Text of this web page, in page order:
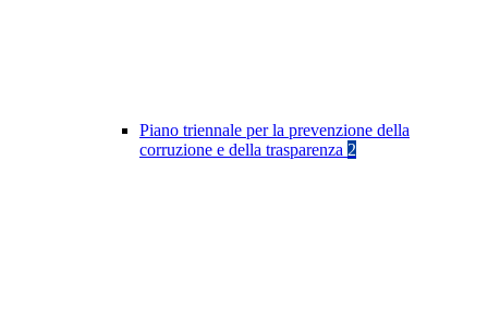
Piano triennale per la prevenzione della
corruzione e della trasparenza 2